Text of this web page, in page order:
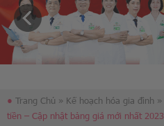
● Trang Chủ » Kế hoạch hóa gia đình »
tiền – Cập nhật bảng giá mới nhất 2023